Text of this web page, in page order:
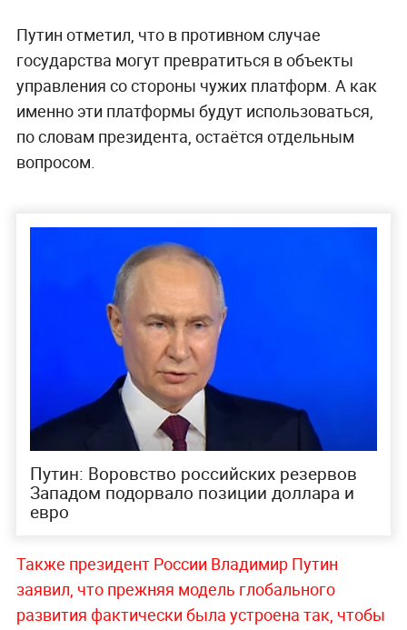
Путин отметил, что в противном случае
государства могут превратиться в объекты
управления со стороны чужих платформ. А как
именно эти платформы будут использоваться,
по словам президента, остаётся отдельным
вопросом.
Путин: Воровство российских резервов
Западом подорвало позиции доллара и
евро
Также президент России Владимир Путин
заявил, что прежняя модель глобального
развития фактически была устроена так, чтобы